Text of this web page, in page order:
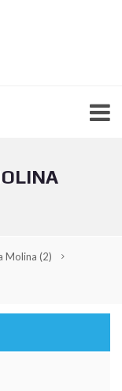
Molina (2)